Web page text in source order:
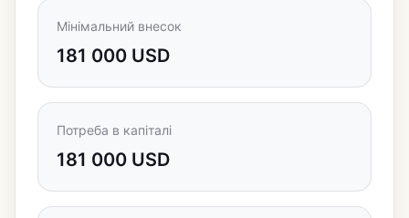
Мінімальний внесок
181 000 USD
Потреба в капіталі
181 000 USD